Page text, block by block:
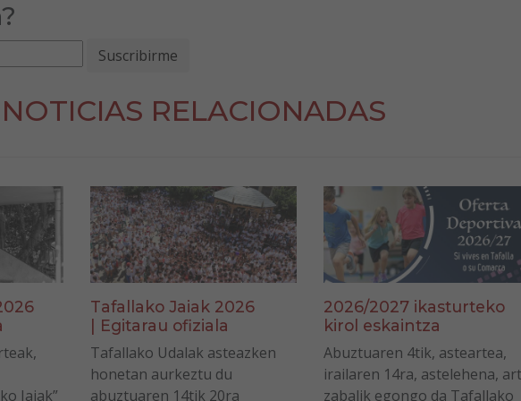
NOTICIAS RELACIONADAS
Jaiak”
Tafallako Jaiak 2026
| Egitarau ofiziala
Tafallako Udalak asteazken
honetan aurkeztu du
abuztuaren 14tik 20ra
2026/2027 ikasturteko
kirol eskaintza
Abuztuaren 4tik, asteartea,
irailaren 14ra, astelehena,
zabalik egongo da Tafallako